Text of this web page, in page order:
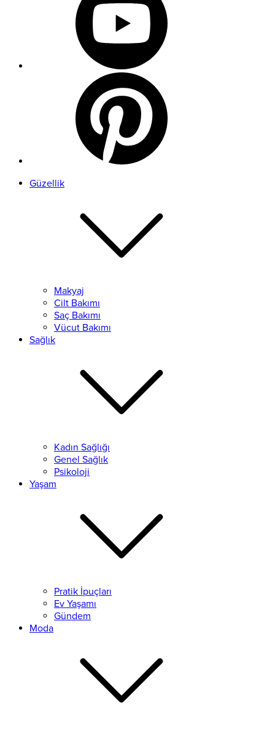
Güzellik
Makyaj
Cilt Bakımı
Saç Bakımı
Vücut Bakımı
Sağlık
Kadın Sağlığı
Genel Sağlık
Psikoloji
Yaşam
Pratik İpuçları
Ev Yaşamı
Gündem
Moda